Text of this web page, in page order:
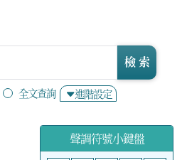
全文查詢 進階設定
檢 索
聲調符號小鍵盤